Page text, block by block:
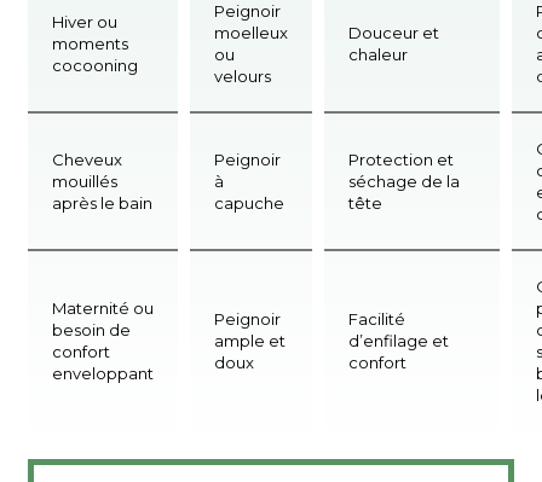
Hiver ou
moments
cocooning
Peignoir
moelleux
ou
velours
Douceur et
chaleur
Cheveux
mouillés
après le bain
Peignoir
à
capuche
Protection et
séchage de la
tête
Maternité ou
besoin de
confort
enveloppant
Peignoir
ample et
doux
Facilité
d’enfilage et
confort